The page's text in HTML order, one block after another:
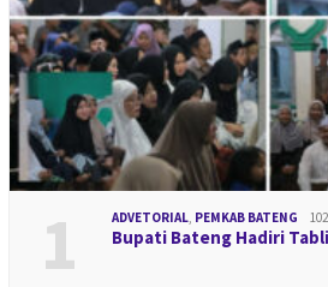
1 ADVETORIAL, PEMKAB BATENG
Bupati Bateng Hadiri